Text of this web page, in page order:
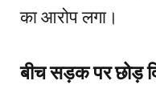
का आरोप लगा।
बीच सड़क पर छोड़